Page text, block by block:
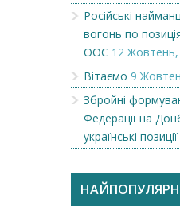
Російські
вогонь по
ООС 12 Жовтень,
Вітаємо 9
Збройні
Федерації на
українські позиції